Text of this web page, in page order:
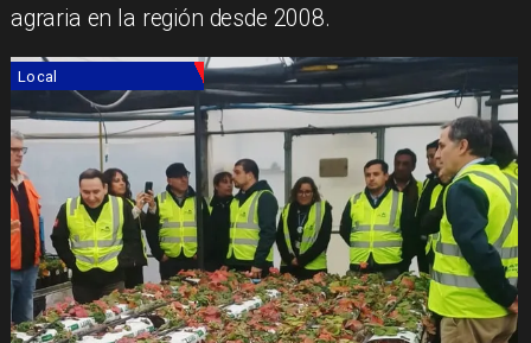
agraria en la región desde 2008.
Local